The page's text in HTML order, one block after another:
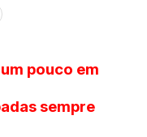
pouco em
sempre